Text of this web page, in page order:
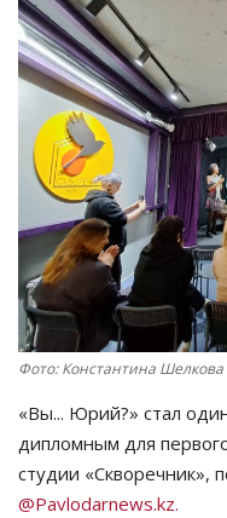
МИР
СПЕЦПРОЕКТЫ
СПОРТ
Чек-лист
РАЗВЛЕЧЕНИЯ
OFFICIAL
Курултай
Язык
Фото: Константина Шелкова
«Вы... Юрий?» стал
дипломным для
студии «Скворечник»,
@Pavlodarnews.kz.